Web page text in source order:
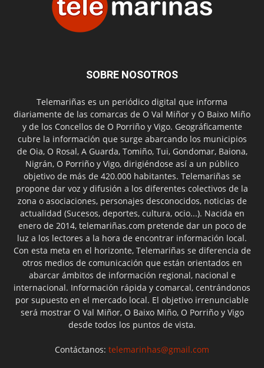
SOBRE NOSOTROS
Telemariñas es un periódico digital que informa
diariamente de las comarcas de O Val Miñor y O Baixo Miño
y de los Concellos de O Porriño y Vigo. Geográficamente
cubre la información que surge abarcando los municipios
de Oia, O Rosal, A Guarda, Tomiño, Tui, Gondomar, Baiona,
Nigrán, O Porriño y Vigo, dirigiéndose así a un público
objetivo de más de 420.000 habitantes. Telemariñas se
propone dar voz y difusión a los diferentes colectivos de la
zona o asociaciones, personajes desconocidos, noticias de
actualidad (Sucesos, deportes, cultura, ocio...). Nacida en
enero de 2014, telemariñas.com pretende dar un poco de
luz a los lectores a la hora de encontrar información local.
Con esta meta en el horizonte, Telemariñas se diferencia de
otros medios de comunicación que están orientados en
abarcar ámbitos de información regional, nacional e
internacional. Información rápida y comarcal, centrándonos
por supuesto en el mercado local. El objetivo irrenunciable
será mostrar O Val Miñor, O Baixo Miño, O Porriño y Vigo
desde todos los puntos de vista.
Contáctanos: telemarinhas@gmail.com